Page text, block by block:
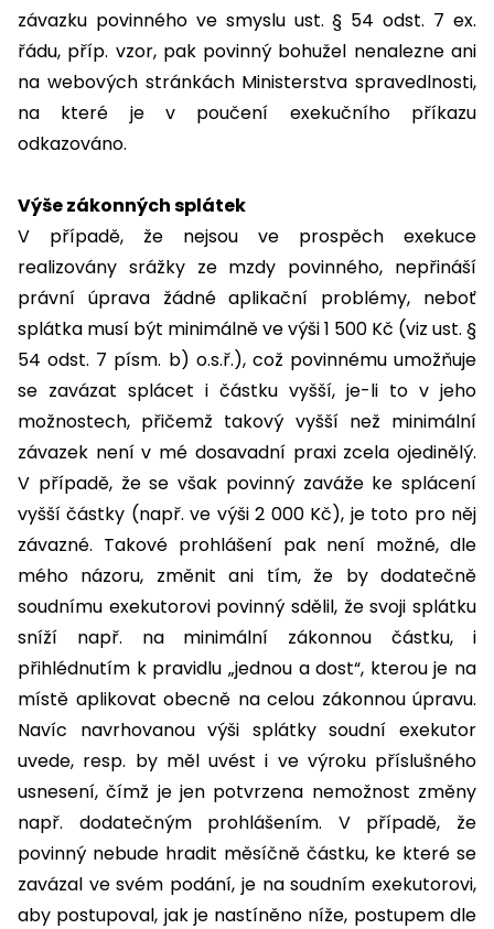
závazku povinného ve smyslu ust. § 54 odst. 7 ex.
řádu, příp. vzor, pak povinný bohužel nenalezne ani
na webových stránkách Ministerstva spravedlnosti,
na které je v poučení exekučního příkazu
odkazováno.
Výše zákonných splátek
V případě, že nejsou ve prospěch exekuce
realizovány srážky ze mzdy povinného, nepřináší
právní úprava žádné aplikační problémy, neboť
splátka musí být minimálně ve výši 1 500 Kč (viz ust. §
54 odst. 7 písm. b) o.s.ř.), což povinnému umožňuje
se zavázat splácet i částku vyšší, je-li to v jeho
možnostech, přičemž takový vyšší než minimální
závazek není v mé dosavadní praxi zcela ojedinělý.
V případě, že se však povinný zaváže ke splácení
vyšší částky (např. ve výši 2 000 Kč), je toto pro něj
závazné. Takové prohlášení pak není možné, dle
mého názoru, změnit ani tím, že by dodatečně
soudnímu exekutorovi povinný sdělil, že svoji splátku
sníží např. na minimální zákonnou částku, i
přihlédnutím k pravidlu „jednou a dost“, kterou je na
místě aplikovat obecně na celou zákonnou úpravu.
Navíc navrhovanou výši splátky soudní exekutor
uvede, resp. by měl uvést i ve výroku příslušného
usnesení, čímž je jen potvrzena nemožnost změny
např. dodatečným prohlášením. V případě, že
povinný nebude hradit měsíčně částku, ke které se
zavázal ve svém podání, je na soudním exekutorovi,
aby postupoval, jak je nastíněno níže, postupem dle